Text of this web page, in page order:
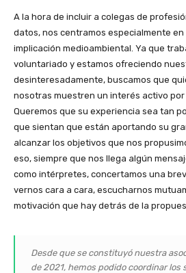
A la hora de incluir a colegas de
datos, nos centramos especialmente en
implicación medioambiental. Ya que
voluntariado y estamos ofreciendo
desinteresadamente, buscamos que
nosotras muestren un interés activo por
Queremos que su experiencia sea tan
que sientan que están aportando su
alcanzar los objetivos que nos
eso, siempre que nos llega algún
como intérpretes, concertamos una
vernos cara a cara, escucharnos
motivación que hay detrás de la
Desde que se constituyó nuestra
de 2021, hemos podido coordinar los